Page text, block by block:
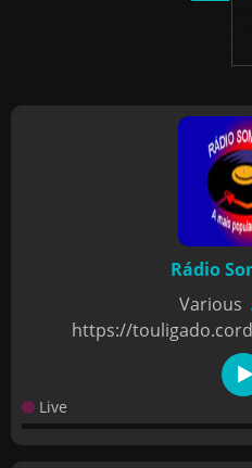
Rádio
Various
https://
Live